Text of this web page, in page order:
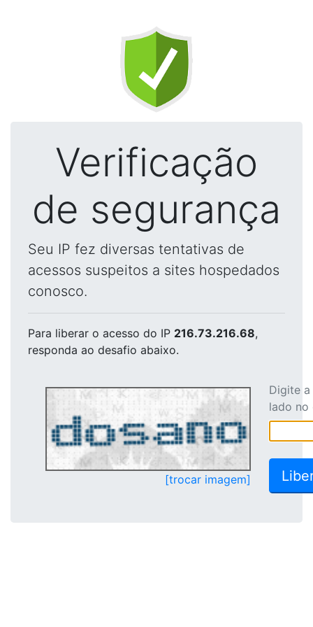
Verificação
de segurança
Seu IP fez diversas tentativas de
acessos suspeitos a sites hospedados
conosco.
Para liberar o acesso do IP 216.73.216.68,
responda ao desafio abaixo.
[trocar imagem]
Digite
lado no